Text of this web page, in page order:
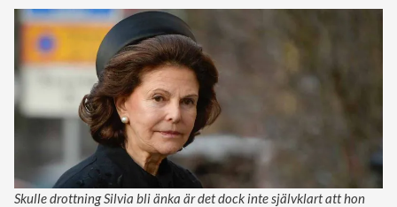
Skulle drottning Silvia bli änka är det dock inte självklart att hon